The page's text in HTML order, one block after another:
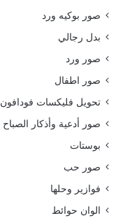
صور بوكيه ورد
بدل رجالي
صور ورد
صور اطفال
تحويل فليكسات فودافون
صور أدعية وأذكار الصباح
بوستات
صور حب
فوازير وحلها
الوان حوائط